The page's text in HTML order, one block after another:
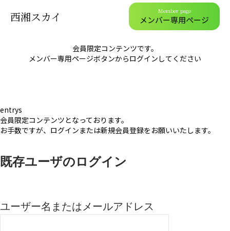
西湘スカイ Member page
メンバー専用ページ
会員限定コンテンツです。
メンバー専用ページボタンからログインしてください
entrys
会員限定コンテンツとなっております。
お手数ですが、ログインまたは新規会員登録をお願いいたします。
既存ユーザのログイン
ユーザー名またはメールアドレス